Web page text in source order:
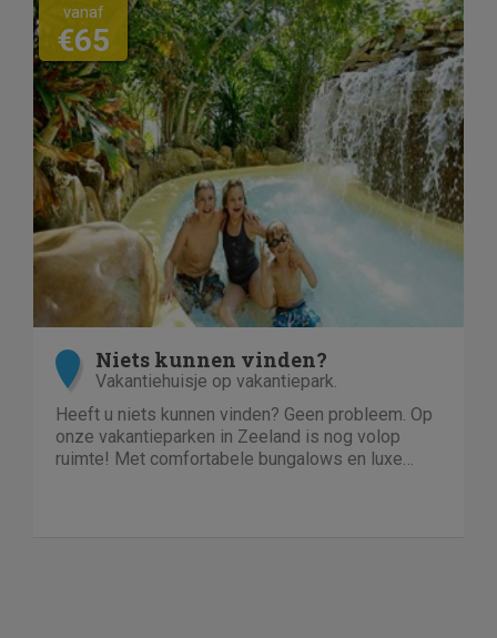
vanaf
€65
Niets kunnen vinden?
Vakantiehuisje op vakantiepark.
Heeft u niets kunnen vinden? Geen probleem. Op
onze vakantieparken in Zeeland is nog volop
ruimte! Met comfortabele bungalows en luxe